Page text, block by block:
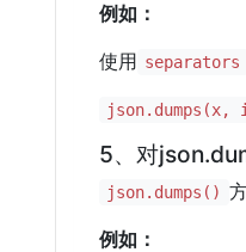
例如：
使用 separators
5、对
json.dumps()
例如：